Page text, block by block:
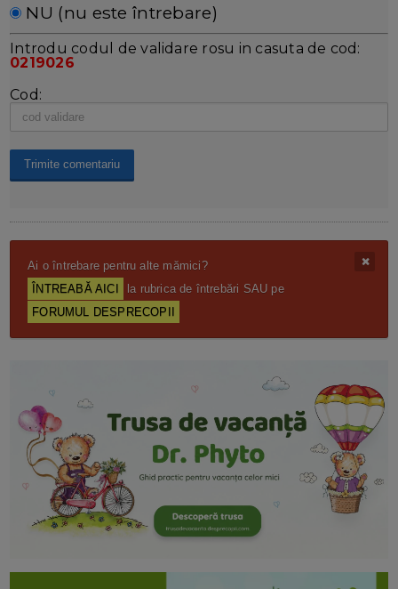
NU (nu este întrebare)
Introdu codul de validare rosu in casuta de cod:
0219026
Cod:
Ai o întrebare pentru alte mămici?
ÎNTREABĂ AICI
la rubrica de întrebări SAU pe
FORUMUL DESPRECOPII